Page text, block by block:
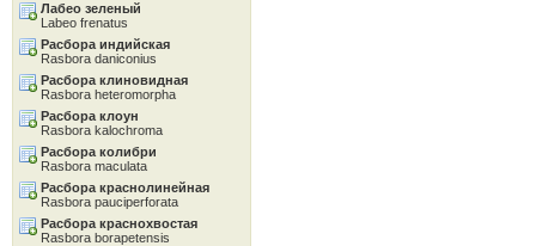
Лабео зеленый
Labeo frenatus
Расбора индийская
Rasbora daniconius
Расбора клиновидная
Rasbora heteromorpha
Расбора клоун
Rasbora kalochroma
Расбора колибри
Rasbora maculata
Расбора краснолинейная
Rasbora pauciperforata
Расбора краснохвостая
Rasbora borapetensis